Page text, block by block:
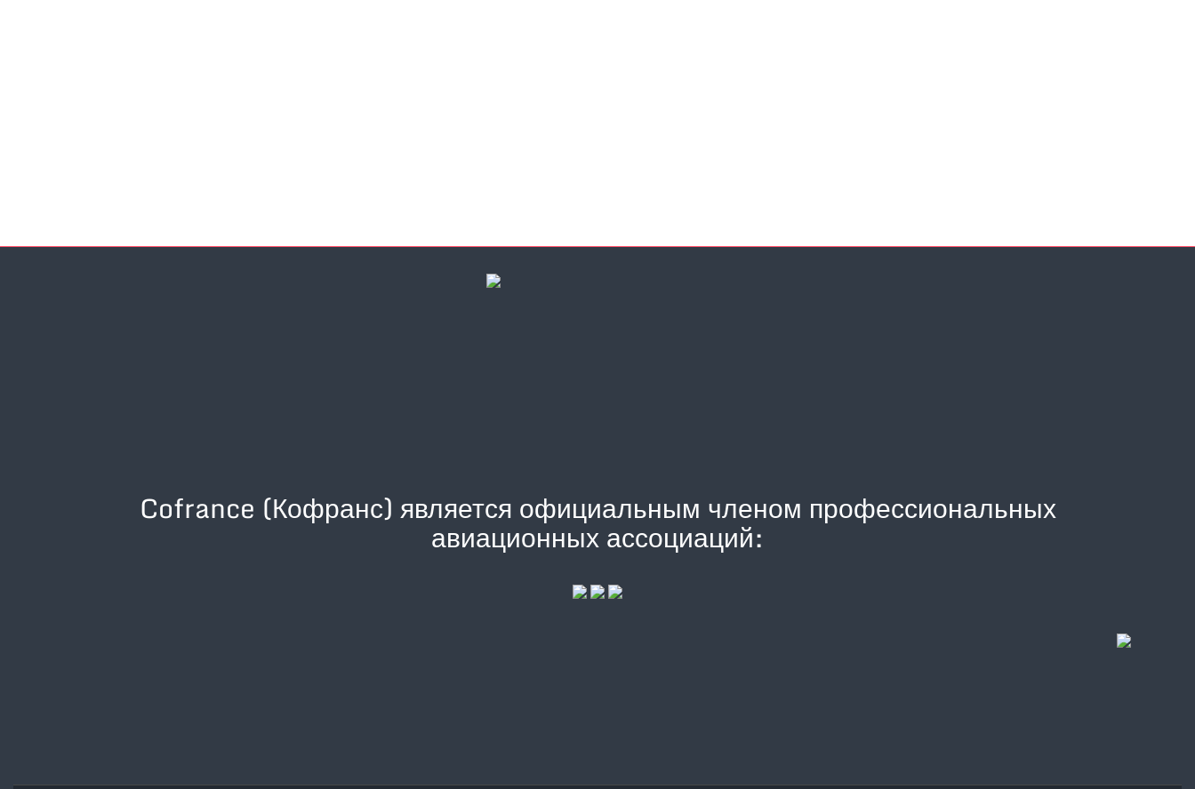
Cofrance (Кофранс) является официальным членом профессиональных
авиационных ассоциаций: